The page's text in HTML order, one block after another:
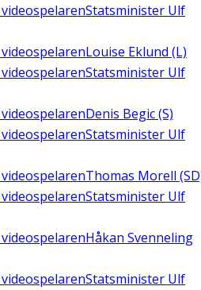
Statsminister Ulf
Louise Eklund (L)
Statsminister Ulf
Denis Begic (S)
Statsminister Ulf
Thomas Morell
Statsminister Ulf
Håkan Svenneling
Statsminister Ulf